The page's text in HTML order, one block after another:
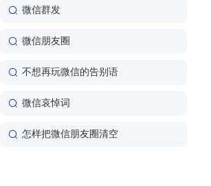
微信群发
微信朋友圈
不想再玩微信的告别语
微信哀悼词
怎样把微信朋友圈清空